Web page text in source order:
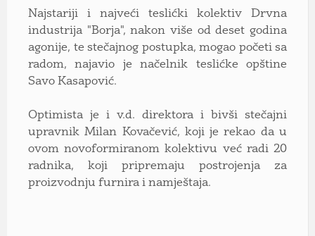
Najstariji i najveći teslićki kolektiv Drvna
industrija "Borja", nakon više od deset godina
agonije, te stečajnog postupka, mogao početi sa
radom, najavio je načelnik teslićke opštine
Savo Kasapović.
Optimista je i v.d. direktora i bivši stečajni
upravnik Milan Kovačević, koji je rekao da u
ovom novoformiranom kolektivu već radi 20
radnika, koji pripremaju postrojenja za
proizvodnju furnira i namještaja.